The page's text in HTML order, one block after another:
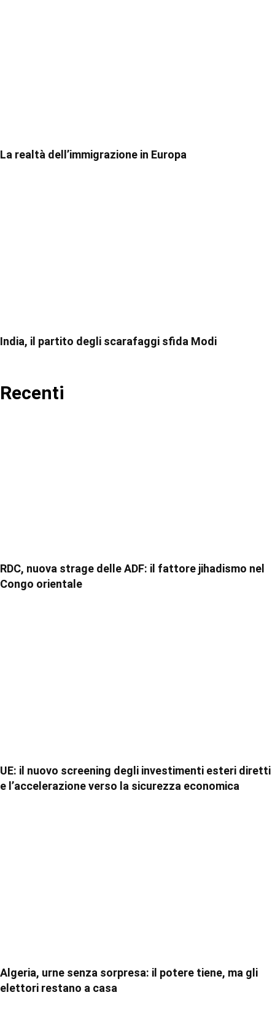
La realtà dell’immigrazione in Europa
India, il partito degli scarafaggi sfida Modi
Recenti
RDC, nuova strage delle ADF: il fattore jihadismo nel
Congo orientale
UE: il nuovo screening degli investimenti esteri diretti
e l’accelerazione verso la sicurezza economica
Algeria, urne senza sorpresa: il potere tiene, ma gli
elettori restano a casa